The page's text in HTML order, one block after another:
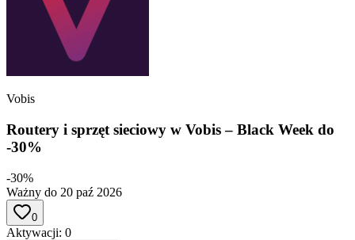
Vobis
Routery i sprzęt sieciowy w Vobis – Black Week do
-30%
-30%
Ważny do 20 paź 2026
0
Aktywacji: 0